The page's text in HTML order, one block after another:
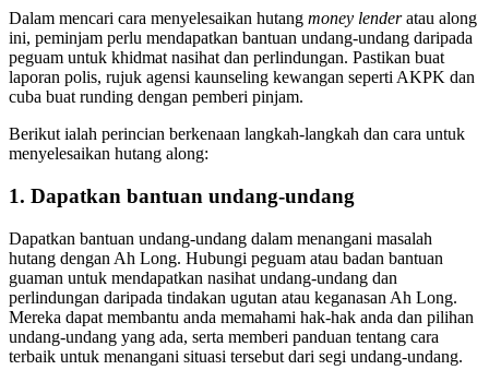
Dalam mencari cara menyelesaikan hutang money lenderatau along
ini, peminjam perlu mendapatkan bantuan undang-undang daripada
peguam untuk khidmat nasihat dan perlindungan. Pastikan buat
laporan polis, rujuk agensi kaunseling kewangan seperti AKPK dan
cuba buat runding dengan pemberi pinjam.
Berikut ialah perincian berkenaan langkah-langkah dan cara untuk
menyelesaikan hutang along:
1. Dapatkan bantuan undang-undang
Dapatkan bantuan undang-undang dalam menangani masalah
hutang dengan Ah Long. Hubungi peguam atau badan bantuan
guaman untuk mendapatkan nasihat undang-undang dan
perlindungan daripada tindakan ugutan atau keganasan Ah Long.
Mereka dapat membantu anda memahami hak-hak anda dan pilihan
undang-undang yang ada, serta memberi panduan tentang cara
terbaik untuk menangani situasi tersebut dari segi undang-undang.